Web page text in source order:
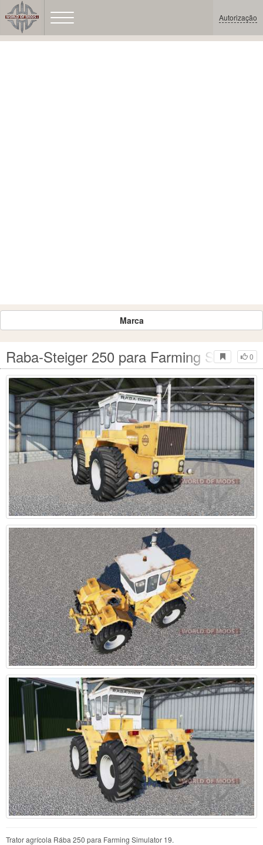
Autorização
Marca
0
Raba-Steiger 250 para Farming
Trator agrícola Rába 250 para Farming Simulator 19.